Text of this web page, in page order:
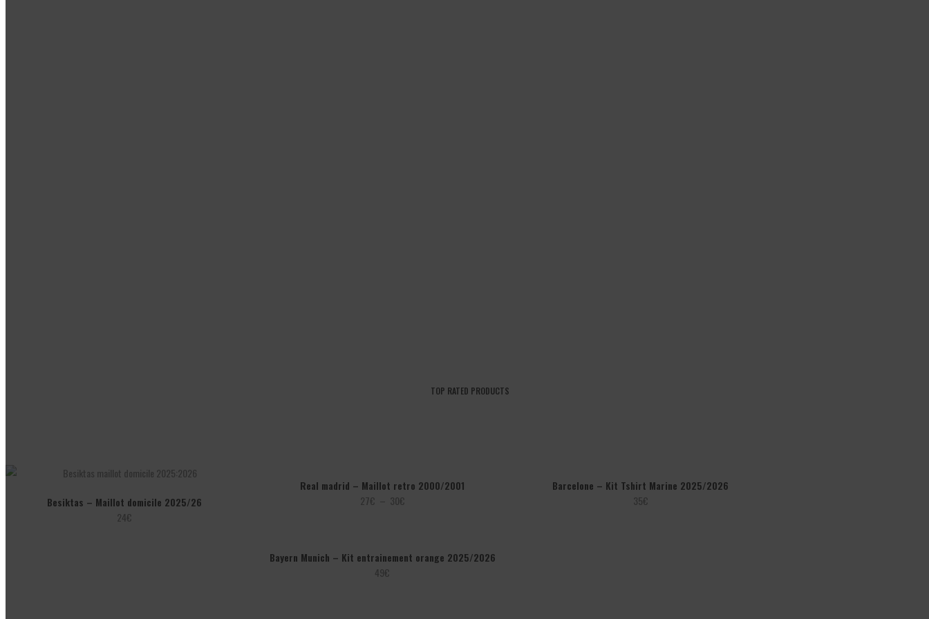
TOP RATED PRODUCTS
Besiktas – Maillot domicile 2025/26
24€
Real madrid – Maillot retro 2000/2001
27€ – 30€Plage
à
Barcelone – Kit Tshirt Marine 2025/2026
35€
Bayern Munich – Kit entrainement orange 2025/2026
49€